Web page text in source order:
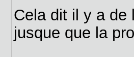
Cela dit il y a de
jusque que la